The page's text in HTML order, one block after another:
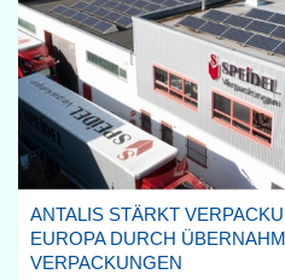
ANTALIS STÄRKT
EUROPA DURCH
VERPACKUNGEN